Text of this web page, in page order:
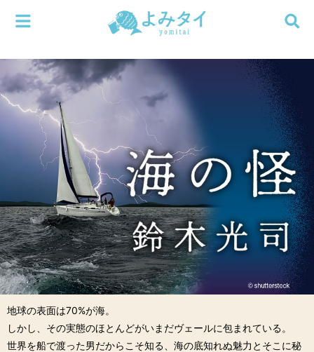
よみタイ
ホーム
新着
連載
新刊
特集
編集部
メニューを閉じる
地球の表面は70%が海。
しかし、その実態のほとんどがいまだヴェールに包まれている。
世界を船で渡った男だからこそ知る、海の底知れぬ魅力とそこに秘